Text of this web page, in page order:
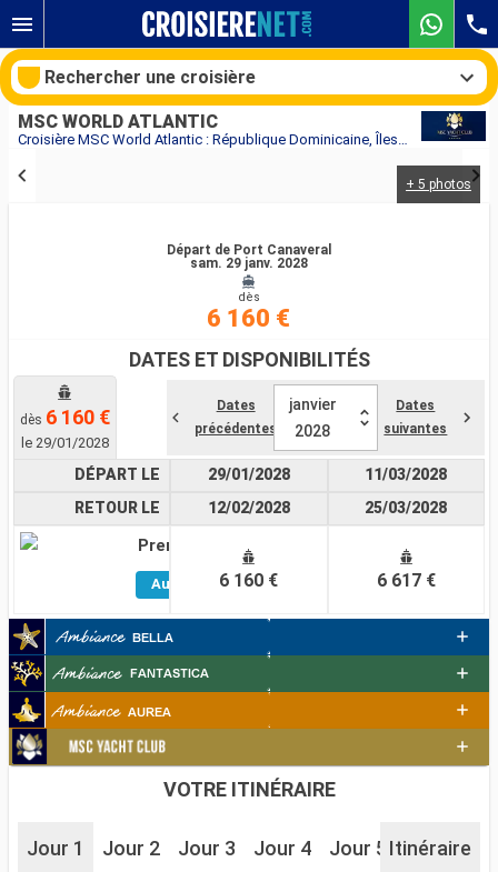
Croisière MSC World Atlantic : République Dominicaine, Îles Turques-et-Caïques, Mexique, Bahamas, États-Unis au départ de Port Canaveral
MSC WORLD ATLANTIC
+ 5 photos
Départ de Port Canaveral
sam. 29 janv. 2028
dès
6 160 €
DATES ET DISPONIBILITÉS
dès 6 160 €
le 29/01/2028
Dates
précédentes
janvier
2028
Dates
suivantes
DÉPART LE
RETOUR LE
Premium
Autres
29/01/2028
12/02/2028
6 160 €
11/03/2028
25/03/2028
6 617 €
VOTRE ITINÉRAIRE
Jour 1 Jour 2 Jour 3 Jour 4 Jour 5 Jour 6
Itinéraire
Rechercher une croisière
Rechercher